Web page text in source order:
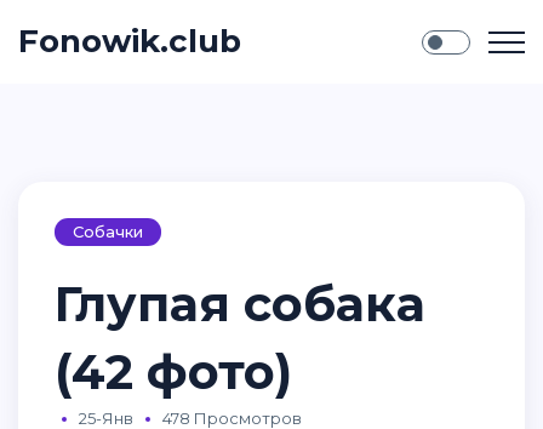
Fonowik.club
Собачки
Глупая собака
(42 фото)
25-Янв 478 Просмотров